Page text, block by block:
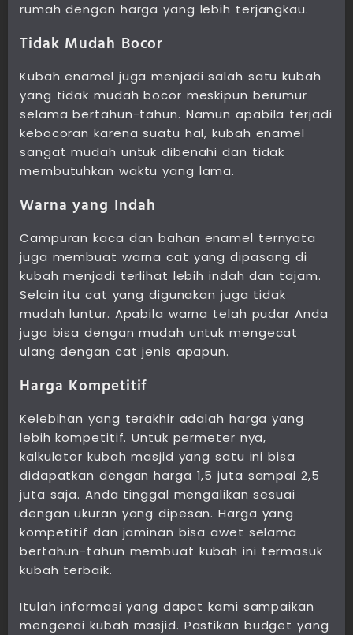
rumah dengan harga yang lebih terjangkau.
Tidak Mudah Bocor
Kubah enamel juga menjadi salah satu kubah
yang tidak mudah bocor meskipun berumur
selama bertahun-tahun. Namun apabila terjadi
kebocoran karena suatu hal, kubah enamel
sangat mudah untuk dibenahi dan tidak
membutuhkan waktu yang lama.
Warna yang Indah
Campuran kaca dan bahan enamel ternyata
juga membuat warna cat yang dipasang di
kubah menjadi terlihat lebih indah dan tajam.
Selain itu cat yang digunakan juga tidak
mudah luntur. Apabila warna telah pudar Anda
juga bisa dengan mudah untuk mengecat
ulang dengan cat jenis apapun.
Harga Kompetitif
Kelebihan yang terakhir adalah harga yang
lebih kompetitif. Untuk permeter nya,
kalkulator kubah masjid yang satu ini bisa
didapatkan dengan harga 1,5 juta sampai 2,5
juta saja. Anda tinggal mengalikan sesuai
dengan ukuran yang dipesan. Harga yang
kompetitif dan jaminan bisa awet selama
bertahun-tahun membuat kubah ini termasuk
kubah terbaik.
Itulah informasi yang dapat kami sampaikan
mengenai kubah masjid. Pastikan budget yang